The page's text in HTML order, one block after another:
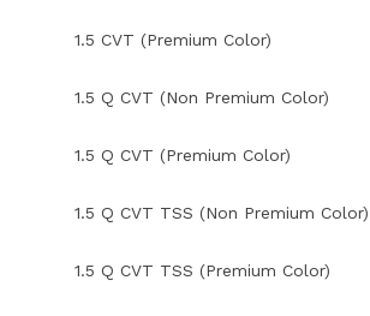
1.5 CVT (Premium Color)
1.5 Q CVT (Non Premium Color)
1.5 Q CVT (Premium Color)
1.5 Q CVT TSS (Non Premium Color)
1.5 Q CVT TSS (Premium Color)